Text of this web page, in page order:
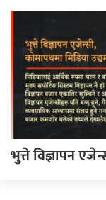
भुत्ते विज्ञापन